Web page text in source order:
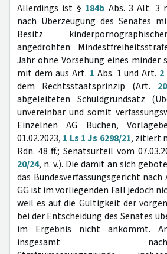
Allerdings ist § 184b Abs. 3 Alt. 3
nach Überzeugung des Senates
Besitz
angedrohten
Jahr ohne Vorsehung eines minder
mit dem aus Art. 1 Abs. 1 und Art. 2
dem Rechtsstaatsprinzip (Art. 20
abgeleiteten Schuldgrundsatz
unvereinbar und somit
Einzelnen AG Buchen,
01.02.2023, 1 Ls 1 Js 6298/21, zitiert
Rdn. 48 ff.; Senatsurteil vom
20/24, n. v.). Die damit an sich
das Bundesverfassungsgericht nach
GG ist im vorliegenden Fall jedoch
weil es auf die Gültigkeit der
bei der Entscheidung des Senates
im Ergebnis nicht ankommt.
insgesamt